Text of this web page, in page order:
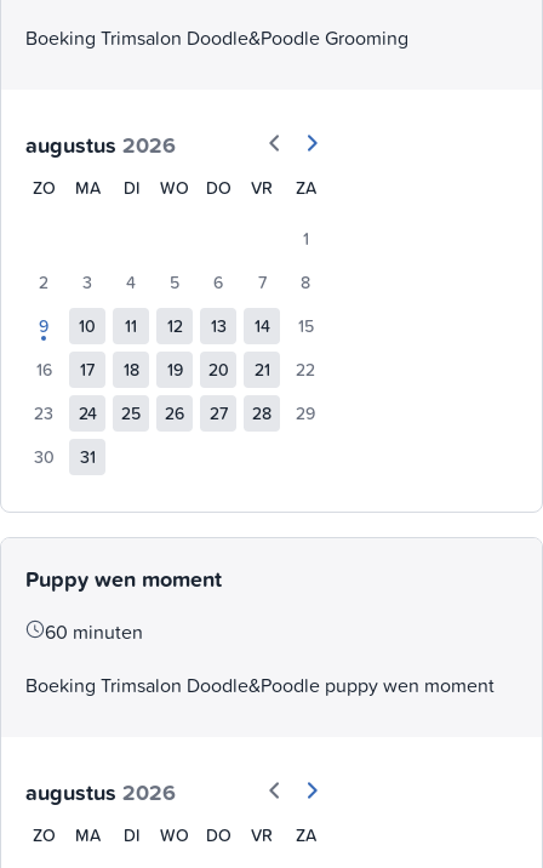
Boeking Trimsalon Doodle&Poodle Grooming
augustus 2026
ZO MA DI WO DO VR ZA
1
2
3 4 5 6 7
8
9
10 11 12 13 14
15
16
17 18 19 20 21
22
23
24 25 26 27 28
29
30
31
Puppy wen moment
60 minuten
Boeking Trimsalon Doodle&Poodle puppy wen moment
augustus 2026
ZO MA DI WO DO VR ZA